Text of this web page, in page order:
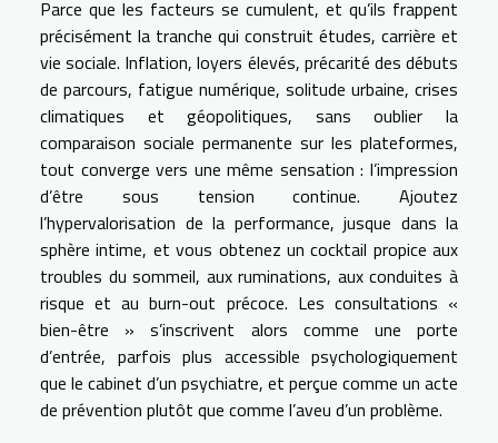
Parce que les facteurs se cumulent, et qu’ils frappent
précisément la tranche qui construit études, carrière et
vie sociale. Inflation, loyers élevés, précarité des débuts
de parcours, fatigue numérique, solitude urbaine, crises
climatiques et géopolitiques, sans oublier la
comparaison sociale permanente sur les plateformes,
tout converge vers une même sensation : l’impression
d’être sous tension continue. Ajoutez
l’hypervalorisation de la performance, jusque dans la
sphère intime, et vous obtenez un cocktail propice aux
troubles du sommeil, aux ruminations, aux conduites à
risque et au burn-out précoce. Les consultations «
bien-être » s’inscrivent alors comme une porte
d’entrée, parfois plus accessible psychologiquement
que le cabinet d’un psychiatre, et perçue comme un acte
de prévention plutôt que comme l’aveu d’un problème.